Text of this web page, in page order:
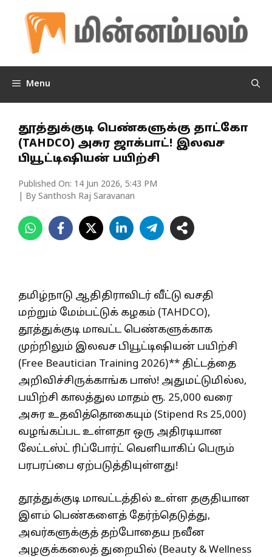
content
Menu
தூத்துக்குடி பெண்களுக்கு தாட்கோ
(TAHDCO) அசுர ஜாக்பாட்! இலவச
பியூட்டிஷியன் பயிற்சி
Published On: 14 Jun 2026, 5:43 PM
| By Santhosh Raj Saravanan
தமிழ்நாடு ஆதிதிராவிடர் வீட்டு வசதி
மற்றும் மேம்பட்டுக் கழகம் (TAHDCO),
தூத்துக்குடி மாவட்ட பெண்களுக்காக
முற்றிலும் இலவச பியூட்டிஷியன் பயிற்சி
(Free Beautician Training 2026)** திட்டத்தை
அறிவிச்சிருக்காங்க பாஸ்! அதுமட்டுமில்ல,
பயிற்சி காலத்துல மாதம் ரூ. 25,000 வரை
அசுர உதவித்தொகையும் (Stipend Rs 25,000)
வழங்கப்பட உள்ளதா ஒரு அதிரடியான
லேட்டஸ்ட் ரிப்போர்ட் வெளியாகிப் பெரும்
பரபரப்பை ஏற்படுத்தியுள்ளது!
தூத்துக்குடி மாவட்டத்தில் உள்ள தகுதியான
இளம் பெண்களைத் தேர்ந்தெடுத்து,
அவர்களுக்குத் தற்போதைய நவீன
அழகுக்கலைத் துறையில் (Beauty & Wellness